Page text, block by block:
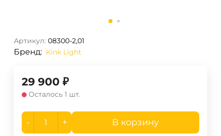
Артикул: 08300-2,01
Бренд: Kink Light
29 900 ₽
Осталось 1 шт.
- + В корзину